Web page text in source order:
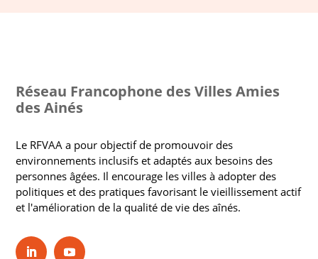
Réseau Francophone des Villes Amies
des Ainés
Le RFVAA a pour objectif de promouvoir des
environnements inclusifs et adaptés aux besoins des
personnes âgées. Il encourage les villes à adopter des
politiques et des pratiques favorisant le vieillissement actif
et l'amélioration de la qualité de vie des aînés.